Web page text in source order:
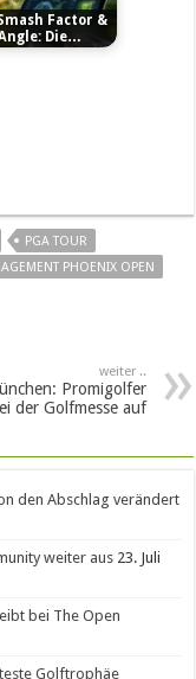
Factor &
Die…
PGA TOUR
PHOENIX OPEN
weiter ..
Promigolfer
der Golfmesse auf
den Abschlag verändert
weiter aus 23. Juli
bei The Open
Golftrophäe